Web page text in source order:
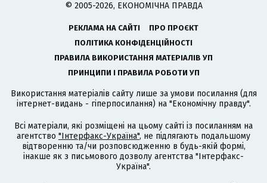
© 2005-2026, ЕКОНОМІЧНА ПРАВДА
РЕКЛАМА НА САЙТІ
ПРО ПРОЄКТ
ПОЛІТИКА КОНФІДЕНЦІЙНОСТІ
ПРАВИЛА ВИКОРИСТАННЯ МАТЕРІАЛІВ УП
ПРИНЦИПИ І ПРАВИЛА РОБОТИ УП
Використання матеріалів сайту лише за умови посилання (для
інтернет-видань - гіперпосилання) на "Економічну правду".
Всі матеріали, які розміщені на цьому сайті із посиланням на
агентство "Інтерфакс-Україна", не підлягають подальшому
відтворенню та/чи розповсюдженню в будь-якій формі,
інакше як з письмового дозволу агентства "Інтерфакс-
Україна".